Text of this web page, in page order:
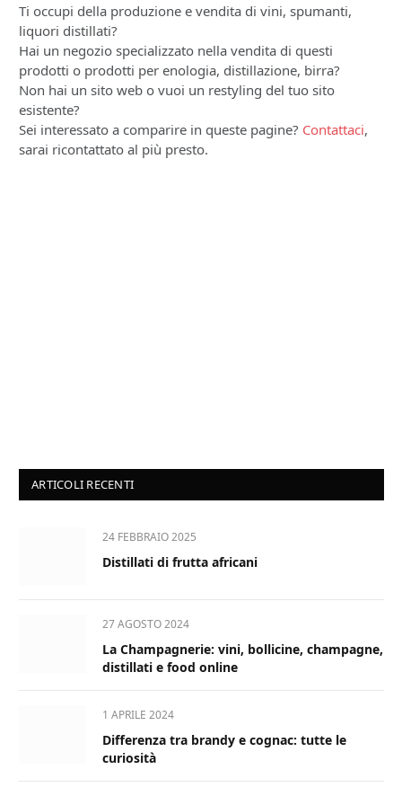
Ti occupi della produzione e vendita di vini, spumanti,
liquori distillati?
Hai un negozio specializzato nella vendita di questi
prodotti o prodotti per enologia, distillazione, birra?
Non hai un sito web o vuoi un restyling del tuo sito
esistente?
Sei interessato a comparire in queste pagine? Contattaci,
sarai ricontattato al più presto.
ARTICOLI RECENTI
24 FEBBRAIO 2025
Distillati di frutta africani
27 AGOSTO 2024
La Champagnerie: vini, bollicine, champagne,
distillati e food online
1 APRILE 2024
Differenza tra brandy e cognac: tutte le
curiosità